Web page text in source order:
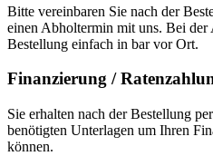
Bitte vereinbaren Sie nach der
einen Abholtermin mit uns. Bei
Bestellung einfach in bar vor Ort.
Finanzierung /
Sie erhalten nach der Bestellung
benötigten Unterlagen um Ihren
können.